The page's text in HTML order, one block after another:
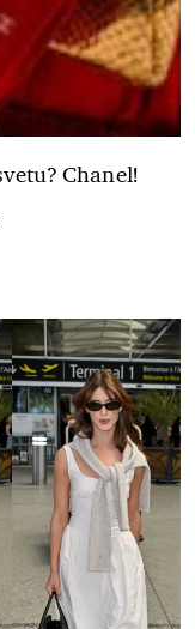
Chanel!